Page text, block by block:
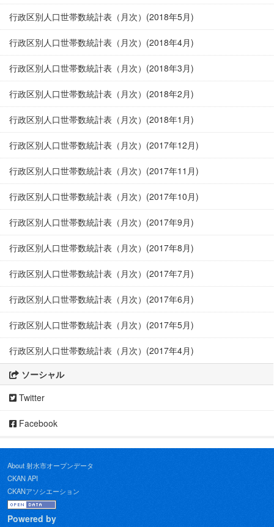
行政区別人口世帯数統計表（月次）(2018年5月)
行政区別人口世帯数統計表（月次）(2018年4月)
行政区別人口世帯数統計表（月次）(2018年3月)
行政区別人口世帯数統計表（月次）(2018年2月)
行政区別人口世帯数統計表（月次）(2018年1月)
行政区別人口世帯数統計表（月次）(2017年12月)
行政区別人口世帯数統計表（月次）(2017年11月)
行政区別人口世帯数統計表（月次）(2017年10月)
行政区別人口世帯数統計表（月次）(2017年9月)
行政区別人口世帯数統計表（月次）(2017年8月)
行政区別人口世帯数統計表（月次）(2017年7月)
行政区別人口世帯数統計表（月次）(2017年6月)
行政区別人口世帯数統計表（月次）(2017年5月)
行政区別人口世帯数統計表（月次）(2017年4月)
ソーシャル
Twitter
Facebook
About 射水市オープンデータ
CKAN API
CKANアソシエーション
Powered by